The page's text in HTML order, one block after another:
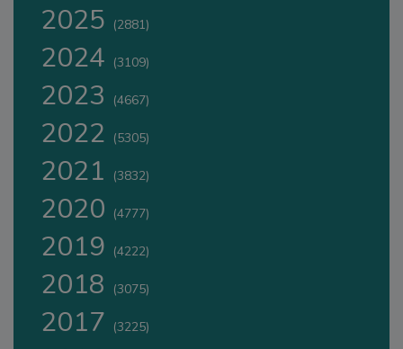
2025 (2881)
2024 (3109)
2023 (4667)
2022 (5305)
2021 (3832)
2020 (4777)
2019 (4222)
2018 (3075)
2017 (3225)